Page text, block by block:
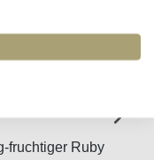
fruchtiger Ruby